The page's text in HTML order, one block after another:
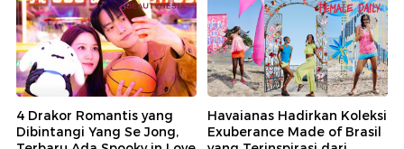
4 Drakor Romantis yang
Dibintangi Yang Se Jong,
Havaianas Hadirkan Koleksi
Exuberance Made of Brasil